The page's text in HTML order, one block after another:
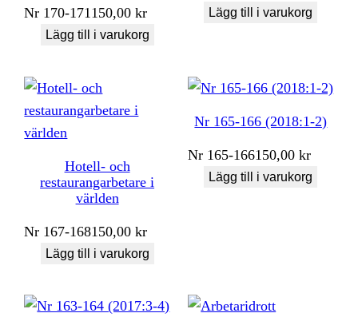
Nr 170-171150,00kr
Lägg till i varukorg
Lägg till i varukorg
Hotell- och
restaurangarbetare i
världen
Nr 167-168150,00kr
Lägg till i varukorg
Nr 165-166 (2018:1-2)
Nr 165-166150,00kr
Lägg till i varukorg